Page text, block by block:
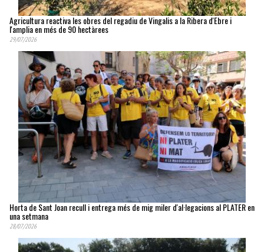
Agricultura reactiva les obres del regadiu de Vingalis a la Ribera d'Ebre i
l'amplia en més de 90 hectàrees
29/07/2026
Horta de Sant Joan recull i entrega més de mig miler d'al·legacions al PLATER en
una setmana
28/07/2026